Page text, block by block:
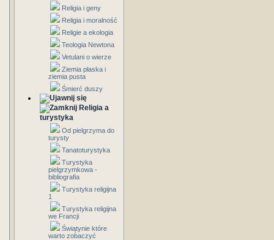
Religia i geny
Religia i moralność
Religie a ekologia
Teologia Newtona
Vetulani o wierze
Ziemia płaska i
ziemia pusta
Śmierć duszy
Religia a
turystyka
Od pielgrzyma do
turysty
Tanatoturystyka
Turystyka
pielgrzymkowa -
bibliografia
Turystyka religijna
1
Turystyka religijna
we Francji
Świątynie które
warto zobaczyć